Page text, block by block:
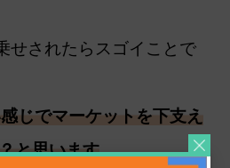
せされたらスゴイことで
じでマーケットを下支え
と思います。